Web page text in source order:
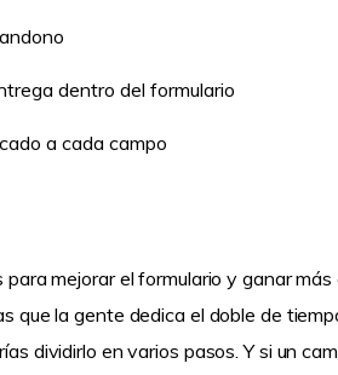
dentro del formulario
a cada campo
mejorar el formulario y ganar
que la gente dedica el doble de
dividirlo en varios pasos. Y si un